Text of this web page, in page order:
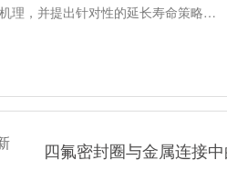
理，并提出针对性的延长寿命策略…
四氟密封圈与金属连接